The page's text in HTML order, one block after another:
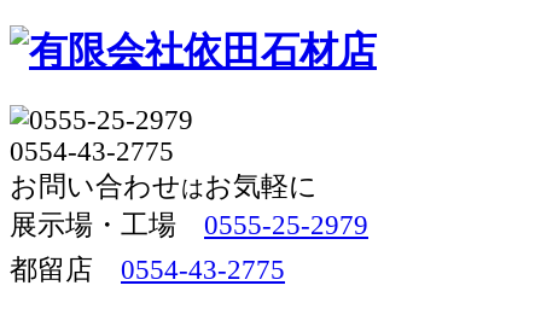
お問い合わせはお気軽に
展示場・工場  0555-25-2979
都留店 0554-43-2775